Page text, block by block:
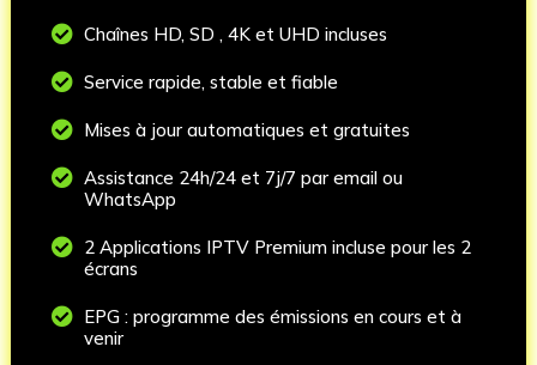
 Chaînes HD, SD , 4K et UHD incluses
 Service rapide, stable et fiable
 Mises à jour automatiques et gratuites
 Assistance 24h/24 et 7j/7 par email ou
WhatsApp
 2 Applications IPTV Premium incluse pour les 2
écrans
 EPG : programme des émissions en cours et à
venir